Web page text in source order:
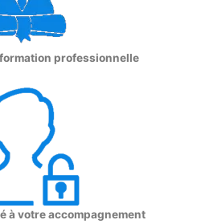
professionnelle
à votre accompagnement